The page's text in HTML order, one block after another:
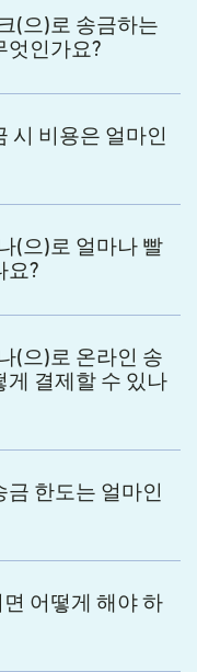
(으)로 송금하는
엇인가요?
시 비용은 얼마인
(으)로 얼마나 빨
요?
(으)로 온라인 송
게 결제할 수 있나
한도는 얼마인
어떻게 해야 하